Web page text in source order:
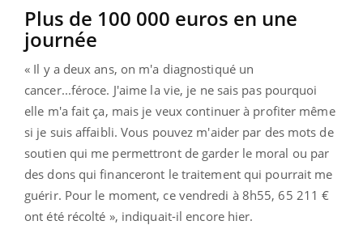
Plus de 100 000 euros en une
journée
« Il y a deux ans, on m'a diagnostiqué un
cancer...féroce. J'aime la vie, je ne sais pas pourquoi
elle m'a fait ça, mais je veux continuer à profiter même
si je suis affaibli. Vous pouvez m'aider par des mots de
soutien qui me permettront de garder le moral ou par
des dons qui financeront le traitement qui pourrait me
guérir. Pour le moment, ce vendredi à 8h55, 65 211 €
ont été récolté », indiquait-il encore hier.